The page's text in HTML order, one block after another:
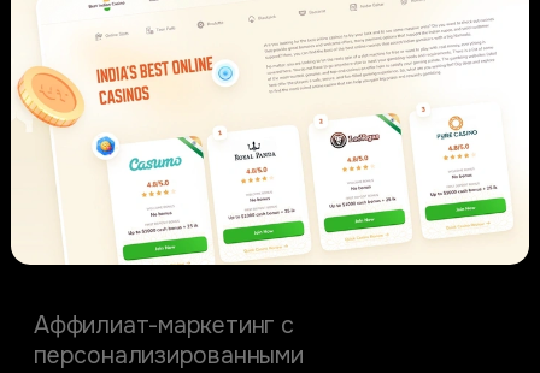
Аффилиат-маркетинг с
персонализированными